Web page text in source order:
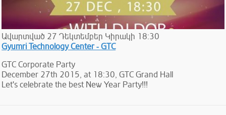
Ավարտված 27 Դեկտեմբեր Կիրակի 18:30
Gyumri Technology Center - GTC
GTC Corporate Party
December 27th 2015, at 18:30, GTC Grand Hall
Let's celebrate the best New Year Party!!!